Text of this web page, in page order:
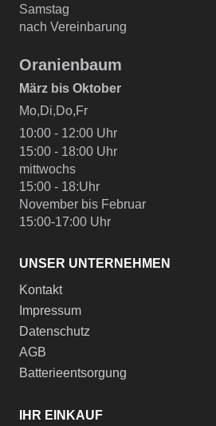
Samstag
nach Vereinbarung
Oranienbaum
März bis Oktober
Mo,Di,Do,Fr
10:00 - 12:00 Uhr
15:00 - 18:00 Uhr
mittwochs
15:00 - 18:Uhr
November bis Februar
15:00-17:00 Uhr
UNSER UNTERNEHMEN
Kontakt
Impressum
Datenschutz
AGB
Batterieentsorgung
IHR EINKAUF